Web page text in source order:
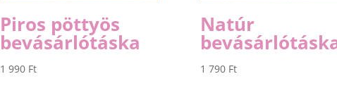
Piros pöttyös
bevásárlótáska
1 990 Ft
Natúr
1 790 Ft